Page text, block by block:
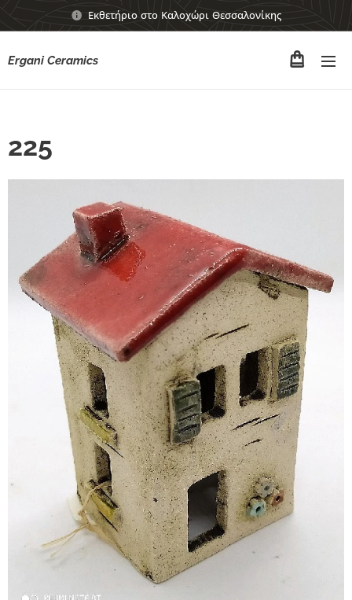
Εκθετήριο στο Καλοχώρι Θεσσαλονίκης
Ergani Ceramics
225